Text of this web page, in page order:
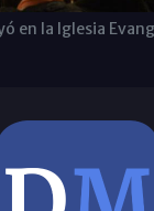
en la Iglesia